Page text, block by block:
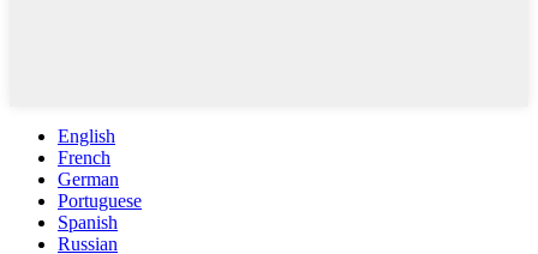
English
French
German
Portuguese
Spanish
Russian